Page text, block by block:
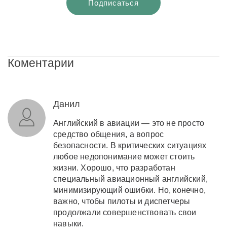
Коментарии
Данил
Английский в авиации — это не просто
средство общения, а вопрос
безопасности. В критических ситуациях
любое недопонимание может стоить
жизни. Хорошо, что разработан
специальный авиационный английский,
минимизирующий ошибки. Но, конечно,
важно, чтобы пилоты и диспетчеры
продолжали совершенствовать свои
навыки.